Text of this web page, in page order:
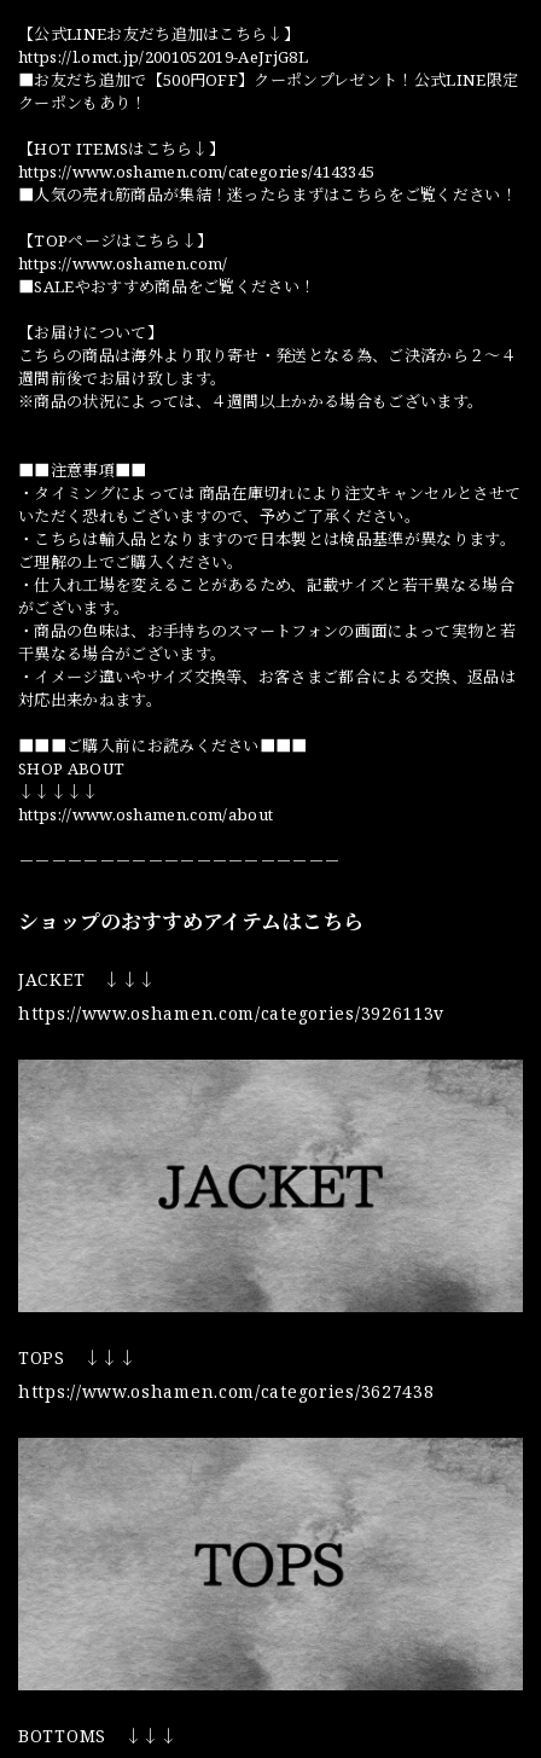
【公式LINEお友だち追加はこちら↓】
https://l.omct.jp/2001052019-AeJrjG8L
■お友だち追加で【500円OFF】クーポンプレゼント！公式LINE限定
クーポンもあり！
【HOT ITEMSはこちら↓】
https://www.oshamen.com/categories/4143345
■人気の売れ筋商品が集結！迷ったらまずはこちらをご覧ください！
【TOPページはこちら↓】
https://www.oshamen.com/
■SALEやおすすめ商品をご覧ください！
【お届けについて】
こちらの商品は海外より取り寄せ・発送となる為、ご決済から２～４
週間前後でお届け致します。
※商品の状況によっては、４週間以上かかる場合もございます。
■■注意事項■■
・タイミングによっては 商品在庫切れにより注文キャンセルとさせて
いただく恐れもございますので、予めご了承ください。
・こちらは輸入品となりますので日本製とは検品基準が異なります。
ご理解の上でご購入ください。
・仕入れ工場を変えることがあるため、記載サイズと若干異なる場合
がございます。
・商品の色味は、お手持ちのスマートフォンの画面によって実物と若
干異なる場合がございます。
・イメージ違いやサイズ交換等、お客さまご都合による交換、返品は
対応出来かねます。
■■■ご購入前にお読みください■■■
SHOP ABOUT
↓↓↓↓↓
https://www.oshamen.com/about
－－－－－－－－－－－－－－－－－－－－
ショップのおすすめアイテムはこちら
JACKET ↓↓↓
https://www.oshamen.com/categories/3926113v
TOPS ↓↓↓
https://www.oshamen.com/categories/3627438
BOTTOMS ↓↓↓